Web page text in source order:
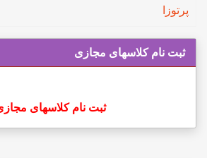
پرتوزا
ثبت نام کلاسهای مجازی
ثبت نام کلاسهای